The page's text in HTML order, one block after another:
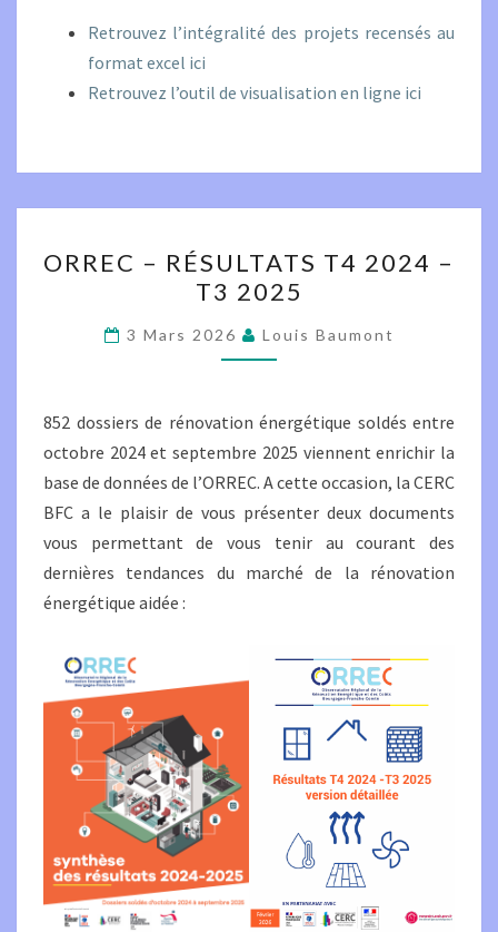
Retrouvez l’intégralité des projets recensés au
format excel ici
Retrouvez l’outil de visualisation en ligne ici
–
RÉSULTATS
T4
2024
T3
2025
ORREC – RÉSULTATS T4 2024 –
T3 2025
3 Mars 2026 Louis Baumont
852 dossiers de rénovation énergétique soldés entre
octobre 2024 et septembre 2025 viennent enrichir la
base de données de l’ORREC. A cette occasion, la CERC
BFC a le plaisir de vous présenter deux documents
vous permettant de vous tenir au courant des
dernières tendances du marché de la rénovation
énergétique aidée :